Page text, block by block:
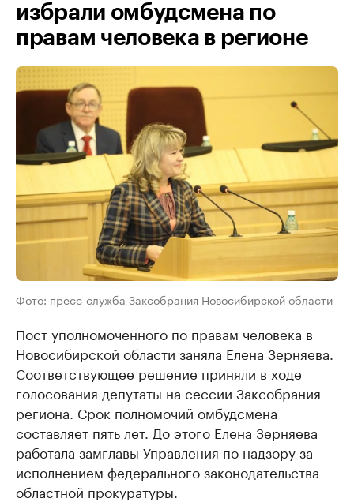
избрали омбудсмена по
правам человека в регионе
Фото: пресс-служба Заксобрания Новосибирской области
Пост уполномоченного по правам человека в
Новосибирской области заняла Елена Зерняева.
Соответствующее решение приняли в ходе
голосования депутаты на сессии Заксобрания
региона. Срок полномочий омбудсмена
составляет пять лет. До этого Елена Зерняева
работала замглавы Управления по надзору за
исполнением федерального законодательства
областной прокуратуры.